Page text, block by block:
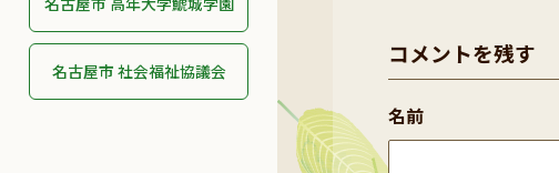
名古屋市 社会福祉協議会
コメントを残す
名前